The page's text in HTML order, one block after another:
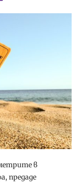
в
предаде